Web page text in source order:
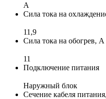
A
Сила тока на
11,9
Сила тока на обогрев, А
11
Подключение питания
Наружный блок
Сечение кабеля